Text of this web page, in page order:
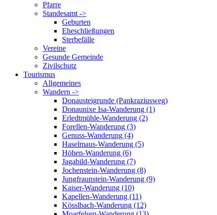
Pfarre
Standesamt ->
Geburten
Eheschließungen
Sterbefälle
Vereine
Gesunde Gemeinde
Zivilschutz
Tourismus
Allgemeines
Wandern ->
Donausteigrunde (Pankraziusweg)
Donaunixe Isa-Wanderung (1)
Erledtmühle-Wanderung (2)
Forellen-Wanderung (3)
Genuss-Wanderung (4)
Haselmaus-Wanderung (5)
Höhen-Wanderung (6)
Jagabild-Wanderung (7)
Jochenstein-Wanderung (8)
Jungfraunstein-Wanderung (9)
Kaiser-Wanderung (10)
Kapellen-Wanderung (11)
Kösslbach-Wanderung (12)